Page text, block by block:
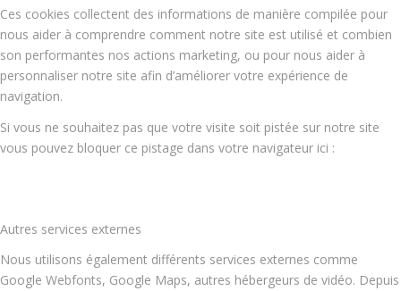
Ces cookies collectent des informations de manière compilée pour
nous aider à comprendre comment notre site est utilisé et combien
son performantes nos actions marketing, ou pour nous aider à
personnaliser notre site afin d’améliorer votre expérience de
navigation.
Si vous ne souhaitez pas que votre visite soit pistée sur notre site
vous pouvez bloquer ce pistage dans votre navigateur ici :
Autres services externes
Nous utilisons également différents services externes comme
Google Webfonts, Google Maps, autres hébergeurs de vidéo. Depuis